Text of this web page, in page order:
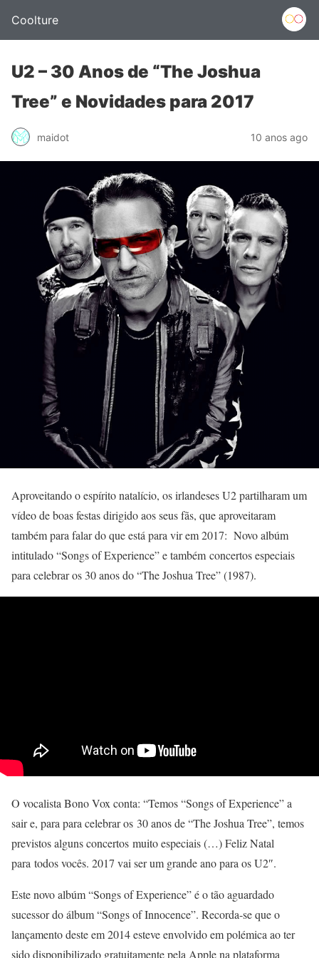
Coolture
U2 – 30 Anos de “The Joshua
Tree” e Novidades para 2017
maidot 10 anos ago
Aproveitando o espírito natalício, os irlandeses U2 partilharam um
vídeo de boas festas dirigido aos seus fãs, que aproveitaram
também para falar do que está para vir em 2017: Novo albúm
intitulado “Songs of Experience” e também concertos especiais
para celebrar os 30 anos do “The Joshua Tree” (1987).
O vocalista Bono Vox conta: “Temos “Songs of Experience” a
sair e, para para celebrar os 30 anos de “The Joshua Tree”, temos
previstos alguns concertos muito especiais (…) Feliz Natal
para todos vocês. 2017 vai ser um grande ano para os U2″.
Este novo albúm “Songs of Experience” é o tão aguardado
sucessor do álbum “Songs of Innocence”. Recorda-se que o
lançamento deste em 2014 esteve envolvido em polémica ao ter
sido disponibilizado gratuitamente pela Apple na plataforma